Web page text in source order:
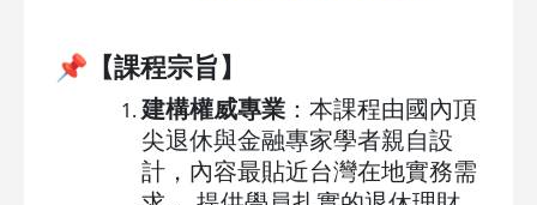
📌 【課程宗旨】
建構權威專業 ：本課程由國內頂
尖退休與金融專家學者親自設
計，內容最貼近台灣在地實務需